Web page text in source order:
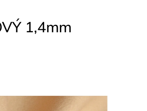
1,4mm